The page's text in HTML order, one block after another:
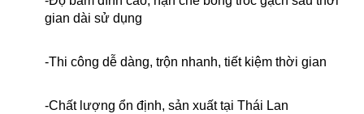
gian dài sử dụng
-Thi công dễ dàng, trộn nhanh, tiết kiệm thời gian
-Chất lượng ổn định, sản xuất tại Thái Lan